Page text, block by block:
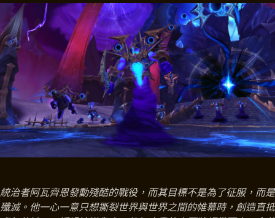
統治者阿瓦齊恩發動殘酷的戰役，而其目標不是為了征服，而是
殲滅。他一心一意只想撕裂世界與世界之間的帷幕時，創造直抵